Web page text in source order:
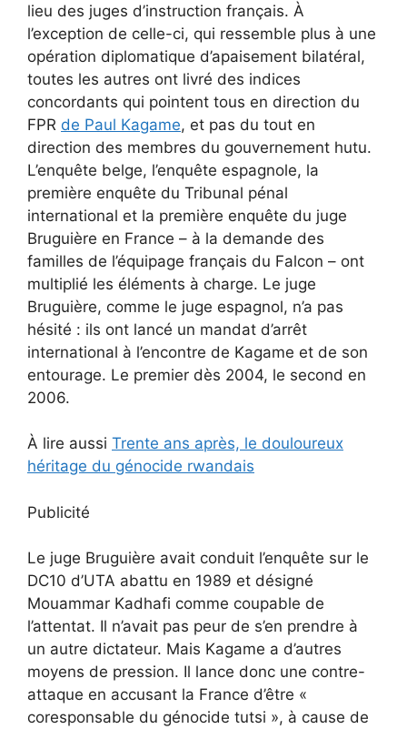
lieu des juges d’instruction français. À
l’exception de celle-ci, qui ressemble plus à une
opération diplomatique d’apaisement bilatéral,
toutes les autres ont livré des indices
concordants qui pointent tous en direction du
FPR de Paul Kagame, et pas du tout en
direction des membres du gouvernement hutu.
L’enquête belge, l’enquête espagnole, la
première enquête du Tribunal pénal
international et la première enquête du juge
Bruguière en France – à la demande des
familles de l’équipage français du Falcon – ont
multiplié les éléments à charge. Le juge
Bruguière, comme le juge espagnol, n’a pas
hésité : ils ont lancé un mandat d’arrêt
international à l’encontre de Kagame et de son
entourage. Le premier dès 2004, le second en
2006.
À lire aussi Trente ans après, le douloureux
héritage du génocide rwandais
Publicité
Le juge Bruguière avait conduit l’enquête sur le
DC10 d’UTA abattu en 1989 et désigné
Mouammar Kadhafi comme coupable de
l’attentat. Il n’avait pas peur de s’en prendre à
un autre dictateur. Mais Kagame a d’autres
moyens de pression. Il lance donc une contre-
attaque en accusant la France d’être «
coresponsable du génocide tutsi », à cause de